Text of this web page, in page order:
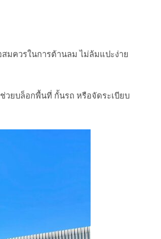
มควรในการต้านลม ไม่ล้มแปะง่าย
วยบล็อกพื้นที่ กั้นรถ หรือจัดระเบียบ